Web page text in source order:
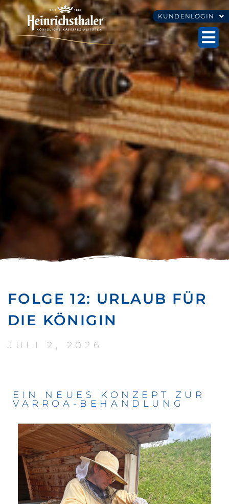
KUNDENLOGIN
FOLGE 12: URLAUB FÜR
DIE KÖNIGIN
JULI 2, 2026
EIN NEUES KONZEPT ZUR
VARROA-BEHANDLUNG